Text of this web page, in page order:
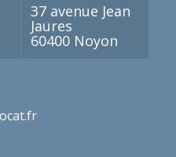
37 avenue Jean
Jaures
60400 Noyon